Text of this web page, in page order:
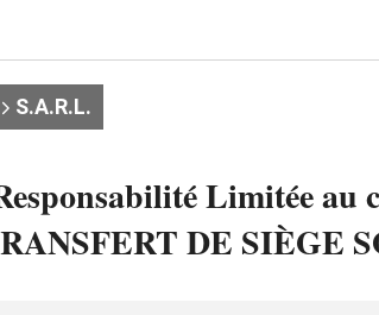
S.A.R.L.
Limitée au
DE SIÈGE